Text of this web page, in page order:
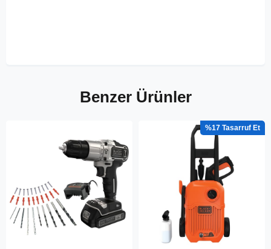
Benzer Ürünler
%17